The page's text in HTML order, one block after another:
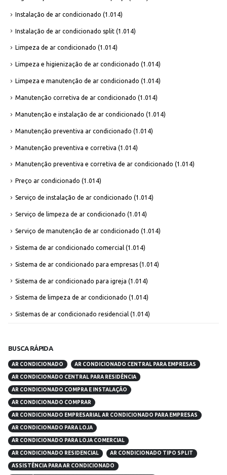
Instalação de ar condicionado (1.014)
Instalação de ar condicionado split (1.014)
Limpeza de ar condicionado (1.014)
Limpeza e higienização de ar condicionado (1.014)
Limpeza e manutenção de ar condicionado (1.014)
Manutenção corretiva de ar condicionado (1.014)
Manutenção e instalação de ar condicionado (1.014)
Manutenção preventiva ar condicionado (1.014)
Manutenção preventiva e corretiva (1.014)
Manutenção preventiva e corretiva de ar condicionado (1.014)
Preço ar condicionado (1.014)
Serviço de instalação de ar condicionado (1.014)
Serviço de limpeza de ar condicionado (1.014)
Serviço de manutenção de ar condicionado (1.014)
Sistema de ar condicionado comercial (1.014)
Sistema de ar condicionado para empresas (1.014)
Sistema de ar condicionado para igreja (1.014)
Sistema de limpeza de ar condicionado (1.014)
Sistemas de ar condicionado residencial (1.014)
BUSCA RÁPIDA
AR CONDICIONADO AR CONDICIONADO CENTRAL PARA EMPRESAS
AR CONDICIONADO CENTRAL PARA RESIDÊNCIA
AR CONDICIONADO COMPRA E INSTALAÇÃO
AR CONDICIONADO COMPRAR
AR CONDICIONADO EMPRESARIAL AR CONDICIONADO PARA EMPRESAS
AR CONDICIONADO PARA LOJA
AR CONDICIONADO PARA LOJA COMERCIAL
AR CONDICIONADO RESIDENCIAL AR CONDICIONADO TIPO SPLIT
ASSISTÊNCIA PARA AR CONDICIONADO